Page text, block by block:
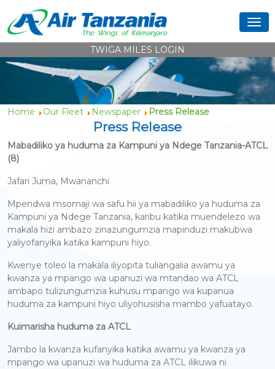
TWIGA MILES LOGIN
Home Our Fleet Newspaper Press Release
Press Release
Mabadiliko ya huduma za Kampuni ya Ndege Tanzania-ATCL
(8)
Jafari Juma, Mwananchi
Mpendwa msomaji wa safu hii ya mabadiliko ya huduma za
Kampuni ya Ndege Tanzania, karibu katika muendelezo wa
makala hizi ambazo zinazungumzia mapinduzi makubwa
yaliyofanyika katika kampuni hiyo.
Kwenye toleo la makala iliyopita tuliangalia awamu ya
kwanza ya mpango wa upanuzi wa mtandao wa ATCL
ambapo tulizungumzia kuhusu mpango wa kupanua
huduma za kampuni hiyo uliyohusisha mambo yafuatayo.
Kuimarisha huduma za ATCL
Jambo la kwanza kufanyika katika awamu ya kwanza ya
mpango wa upanuzi wa huduma za ATCL ilikuwa ni